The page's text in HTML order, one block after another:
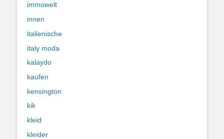
immowelt
innen
italienische
italy moda
kalaydo
kaufen
kensington
kik
kleid
kleider